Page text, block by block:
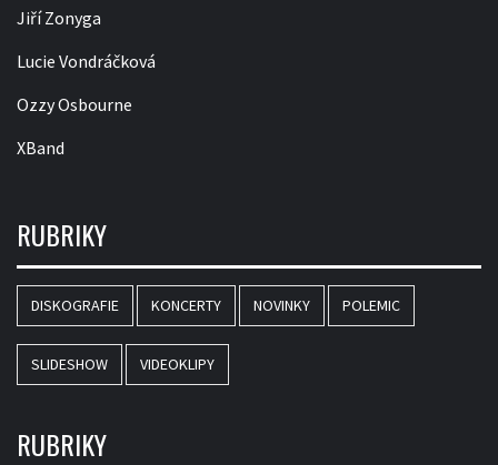
Jiří Zonyga
Lucie Vondráčková
Ozzy Osbourne
XBand
RUBRIKY
DISKOGRAFIE KONCERTY NOVINKY POLEMIC
SLIDESHOW VIDEOKLIPY
RUBRIKY